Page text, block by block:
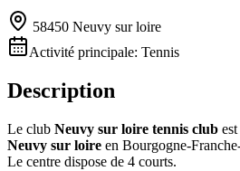
58450 Neuvy sur loire
Activité principale: Tennis
Description
Le club Neuvy sur loire tennis club
Neuvy sur loire en Bourgogne-
Le centre dispose de 4 courts.